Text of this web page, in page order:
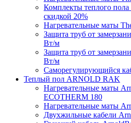
Комплекты теплого пола
скидкой 20%
Нагревательные маты
Защита труб от
Вт/м
Защита труб от
Вт/м
Саморегулирующийся
Теплый пол ARNOLD RAK
Нагревательные маты
ECOTHERM 180
Нагревательные маты
Двухжильные кабели